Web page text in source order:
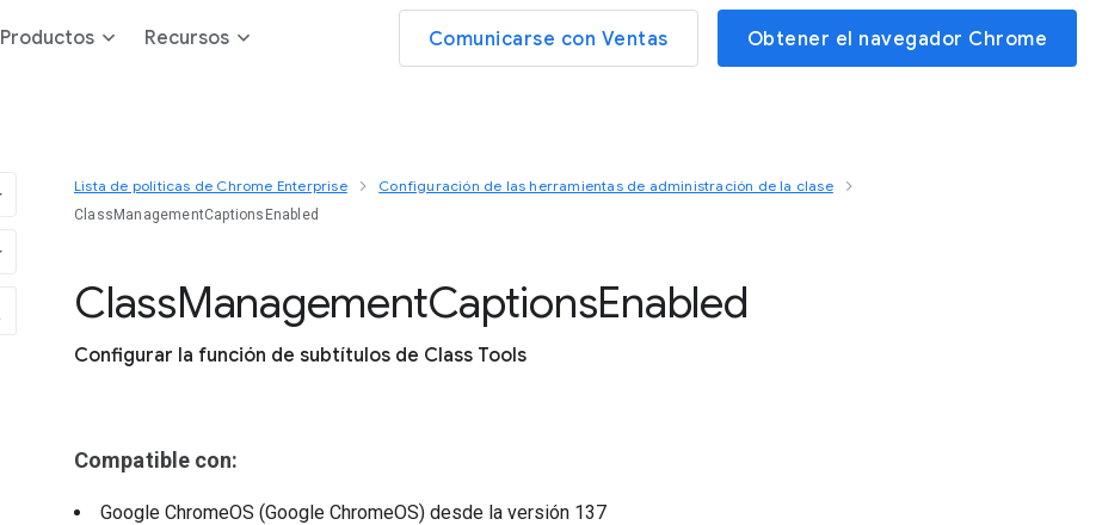
Productos Recursos Comunicarse con Ventas Obtener el navegador Chrome
Lista de políticas de Chrome Enterprise Configuración de las herramientas de administración de la clase
ClassManagementCaptionsEnabled
ClassManagementCaptionsEnabled
Configurar la función de subtítulos de Class Tools
Compatible con:
Google ChromeOS (Google ChromeOS) desde la versión 137